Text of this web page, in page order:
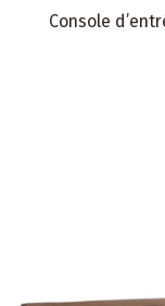
Console